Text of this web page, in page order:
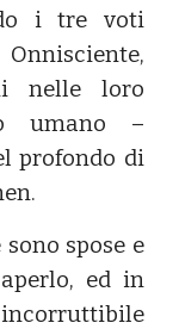
i tre voti
nelle loro
umano –
profondo di
spose e
ed in
incorruttibile